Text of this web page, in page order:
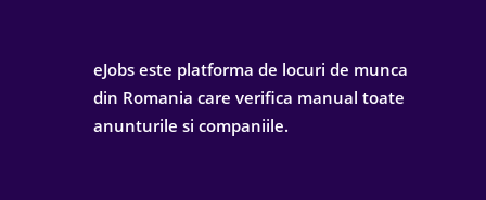
eJobs este platforma de locuri de munca
din Romania care verifica manual toate
anunturile si companiile.